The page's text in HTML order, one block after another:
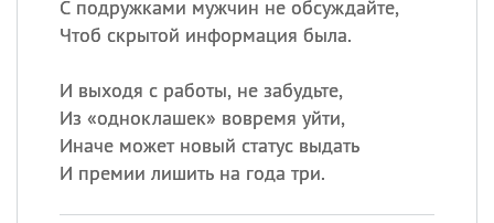
С подружками мужчин не обсуждайте,
Чтоб скрытой информация была.
И выходя с работы, не забудьте,
Из «одноклашек» вовремя уйти,
Иначе может новый статус выдать
И премии лишить на года три.